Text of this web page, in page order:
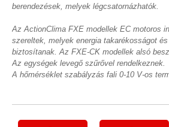
berendezések, melyek légcsatornázhatók.
Az ActionClima FXE modellek EC motoros
szereltek, melyek energia takarékosságot
biztosítanak. Az FXE-CK modellek alsó
Az egységek levegő szűrővel rendelkeznek.
A hőmérséklet szabályzás fali 0-10 V-os